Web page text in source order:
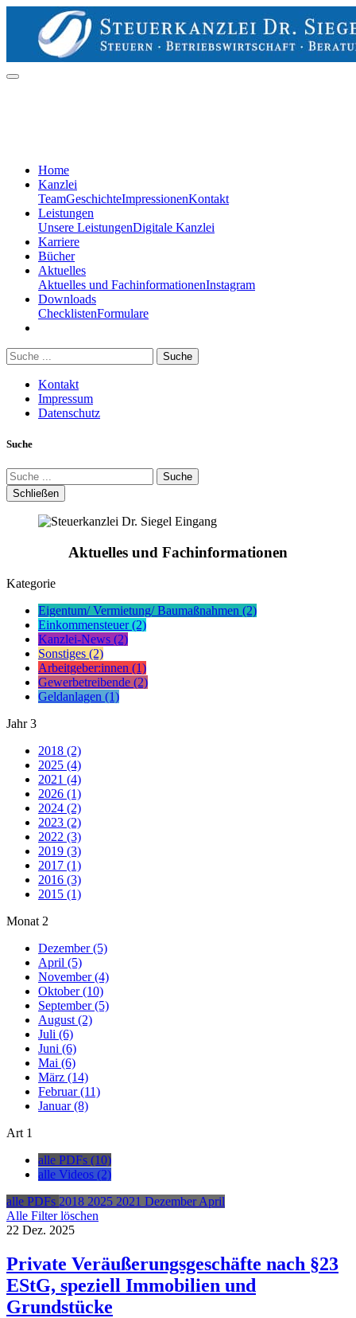
Home
Kanzlei
TeamGeschichteImpressionenKontakt
Leistungen
Unsere LeistungenDigitale Kanzlei
Karriere
Bücher
Aktuelles
Aktuelles und FachinformationenInstagram
Downloads
ChecklistenFormulare
Suche
Kontakt
Impressum
Datenschutz
Suche
Suche
Schließen
Aktuelles und Fachinformationen
Kategorie
Eigentum/ Vermietung/ Baumaßnahmen (2)
Einkommensteuer (2)
Kanzlei-News (2)
Sonstiges (2)
Arbeitgeber:innen (1)
Gewerbetreibende (2)
Geldanlagen (1)
Jahr3
2018 (2)
2025 (4)
2021 (4)
2026 (1)
2024 (2)
2023 (2)
2022 (3)
2019 (3)
2017 (1)
2016 (3)
2015 (1)
Monat 2
Dezember (5)
April (5)
November (4)
Oktober (10)
September (5)
August (2)
Juli (6)
Juni (6)
Mai (6)
März (14)
Februar (11)
Januar (8)
Art 1
alle PDFs (10)
alle Videos (2)
alle PDFs 2018 2025 2021 DezemberApril
Alle Filter löschen
22 Dez. 2025
Private Veräußerungsgeschäfte nach §23
EStG, speziell Immobilien und
Grundstücke